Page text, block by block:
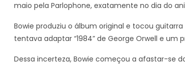
maio pela Parlophone, exatamente no dia do
Bowie produziu o álbum original e tocou
tentava adaptar “1984” de George Orwell e um
Dessa incerteza, Bowie começou a afastar-se